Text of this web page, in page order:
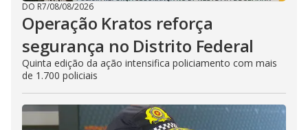
DO R7/08/08/2026
Operação Kratos reforça
segurança no Distrito Federal
Quinta edição da ação intensifica policiamento com mais
de 1.700 policiais